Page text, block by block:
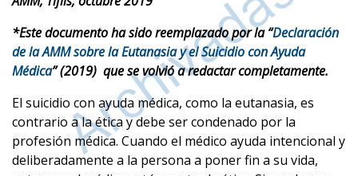
*Este documento ha sido reemplazado por la “Declaración
de la AMM sobre la Eutanasia y el Suicidio con Ayuda
Médica” (2019) que se volvió a redactar completamente.
El suicidio con ayuda médica, como la eutanasia, es
contrario a la ética y debe ser condenado por la
profesión médica. Cuando el médico ayuda intencional y
deliberadamente a la persona a poner fin a su vida,